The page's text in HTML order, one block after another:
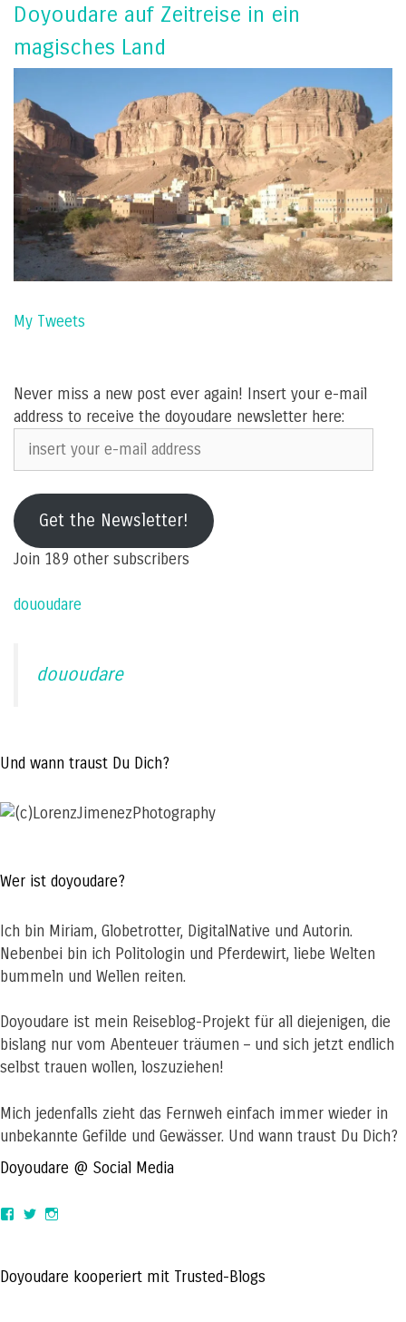
Doyoudare auf Zeitreise in ein
magisches Land
My Tweets
Never miss a new post ever again! Insert your e-mail
address to receive the doyoudare newsletter here:
insert
your
mail
addressGet the Newsletter!
Join 189 other subscribers
dououdare
dououdare
Und wann traust Du Dich?
Wer ist doyoudare?
Ich bin Miriam, Globetrotter, DigitalNative und Autorin.
Nebenbei bin ich Politologin und Pferdewirt, liebe Welten
bummeln und Wellen reiten.
Doyoudare ist mein Reiseblog-Projekt für all diejenigen, die
bislang nur vom Abenteuer träumen – und sich jetzt endlich
selbst trauen wollen, loszuziehen!
Mich jedenfalls zieht das Fernweh einfach immer wieder in
unbekannte Gefilde und Gewässer. Und wann traust Du Dich?
Doyoudare @ Social Media
View
Facebook
View
TwitterInstagram
Doyoudare kooperiert mit Trusted-Blogs